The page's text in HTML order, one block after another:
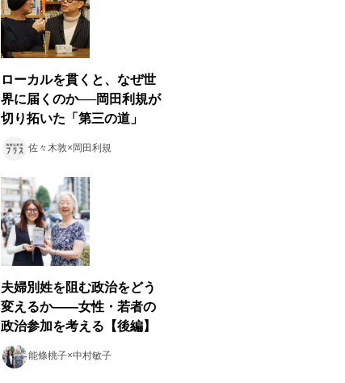
ローカルを貫くと、なぜ世
界に届くのか──岡田利規が
切り拓いた「第三の道」
佐々木敦×岡田利規
夫婦別姓を阻む政治をどう
変えるか――女性・若者の
政治参加を考える【後編】
能條桃子×中村敏子